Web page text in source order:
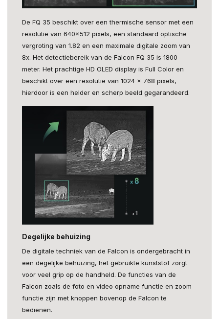
De FQ 35 beschikt over een thermische sensor met een
resolutie van 640×512 pixels, een standaard optische
vergroting van 1.82 en een maximale digitale zoom van
8x. Het detectiebereik van de Falcon FQ 35 is 1800
meter. Het prachtige HD OLED display is Full Color en
beschikt over een resolutie van 1024 x 768 pixels,
hierdoor is een helder en scherp beeld gegarandeerd.
Degelijke behuizing
De digitale techniek van de Falcon is ondergebracht in
een degelijke behuizing, het gebruikte kunststof zorgt
voor veel grip op de handheld. De functies van de
Falcon zoals de foto en video opname functie en zoom
functie zijn met knoppen bovenop de Falcon te
bedienen.